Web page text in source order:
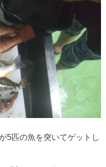
5匹の魚を突いてゲットし